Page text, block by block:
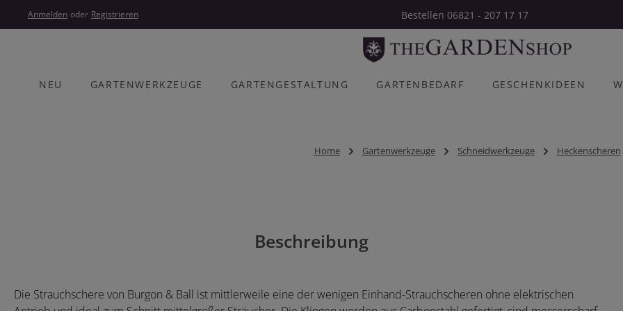
Hauptinhalt springen
Zur Hauptnavigation springen
Anmelden oder Registrieren Bestellen 06821 - 207 17 17
NEU GARTENWERKZEUGE GARTENGESTALTUNG GARTENBEDARF GESCHENKIDEEN
Home Gartenwerkzeuge Schneidwerkzeuge Heckenscheren
Beschreibung
Die Strauchschere von Burgon & Ball ist mittlerweile eine der wenigen Einhand-Strauchscheren ohne elektrischen